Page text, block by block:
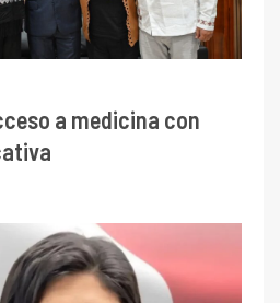
a medicina con